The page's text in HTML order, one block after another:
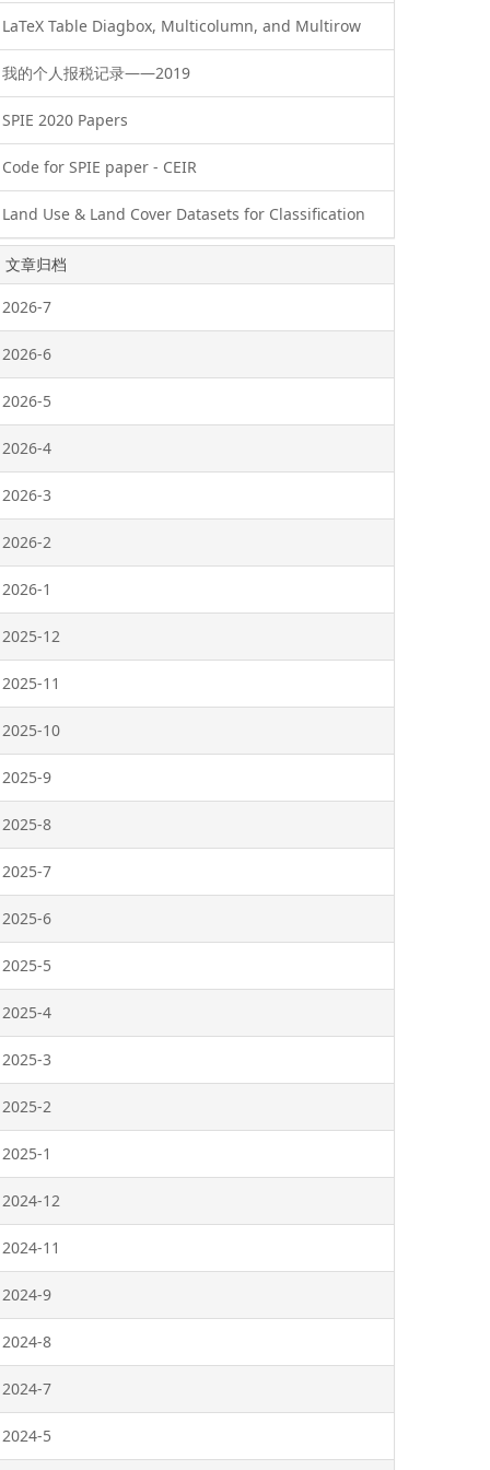
LaTeX Table Diagbox, Multicolumn, and Multirow
我的个人报税记录——2019
SPIE 2020 Papers
Code for SPIE paper - CEIR
Land Use & Land Cover Datasets for Classification
文章归档
2026-7
2026-6
2026-5
2026-4
2026-3
2026-2
2026-1
2025-12
2025-11
2025-10
2025-9
2025-8
2025-7
2025-6
2025-5
2025-4
2025-3
2025-2
2025-1
2024-12
2024-11
2024-9
2024-8
2024-7
2024-5